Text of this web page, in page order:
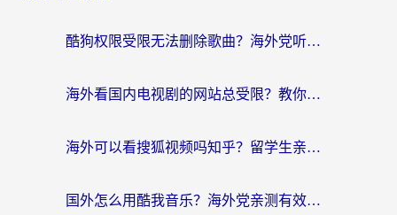
酷狗权限受限无法删除歌曲？海外党听国内音乐的终极解决方案来了
海外看国内电视剧的网站总受限？教你选对回国加速器，轻松追热剧
海外可以看搜狐视频吗知乎？留学生亲测有效的回国加速器选择指南
国外怎么用酷我音乐？海外党亲测有效的回国加速方案，附千千音乐中文歌收听指南